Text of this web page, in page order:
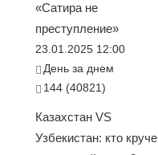
«Сатира не
преступление»
23.01.2025 12:00
День за днем
144 (40821)
Казахстан VS
Узбекистан: кто круче